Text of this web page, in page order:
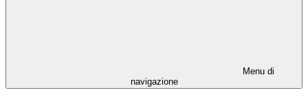
Menu di
navigazione